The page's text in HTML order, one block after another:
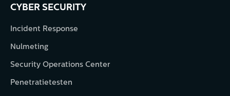
CYBER SECURITY
Incident Response
Nulmeting
Security Operations Center
Penetratietesten